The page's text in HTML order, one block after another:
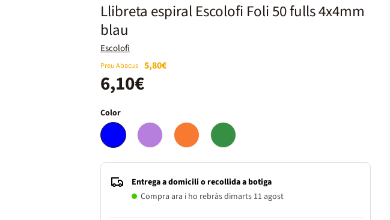
Llibreta espiral Escolofi Foli 50 fulls 4x4mm
blau
Escolofi
Preu Abacus 5,80€
6,10€
Color
Entrega a domicili o recollida a botiga
Compra ara i ho rebràs dimarts 11 agost